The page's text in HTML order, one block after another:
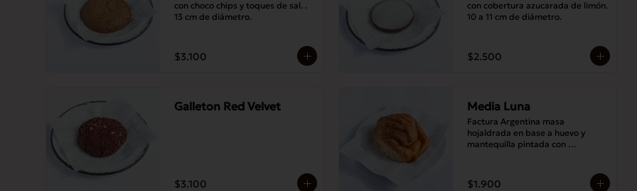
con choco chips y toques de sal. .
13 cm de diámetro.
$3.100
con cobertura azucarada de limón.
10 a 11 cm de diámetro.
$2.500
Galleton Red Velvet
$3.100
Media Luna
Factura Argentina masa
hojaldrada en base a huevo y
mantequilla pintada con
$1.900